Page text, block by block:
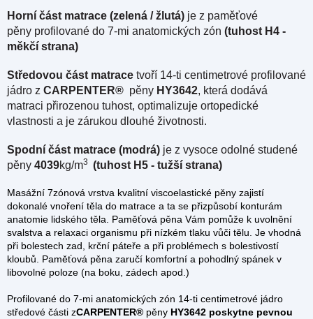
Horní část matrace (zelená / žlutá) je z paměťové
pěny profilované do 7-mi anatomických zón (tuhost H4 -
měkčí strana)
Středovou část matrace tvoří 14-ti centimetrové profilované
jádro z CARPENTER® pěny HY3642, která dodává
matraci přirozenou tuhost, optimalizuje ortopedické
vlastnosti a je zárukou dlouhé životnosti.
Spodní část matrace (modrá) je z vysoce odolné studené
pěny 4039kg/m3 (tuhost H5 - tužší strana)
Masážní 7zónová vrstva kvalitní viscoelastické pěny zajistí
dokonalé vnoření těla do matrace a ta se přizpůsobí konturám
anatomie lidského těla. Paměťová pěna Vám pomůže k uvolnění
svalstva a relaxaci organismu při nízkém tlaku vůči tělu. Je vhodná
při bolestech zad, krční páteře a při problémech s bolestivostí
kloubů. Paměťová pěna zaručí komfortní a pohodlný spánek v
libovolné poloze (na boku, zádech apod.)
Profilované do 7-mi anatomických zón 14-ti centimetrové jádro
středové části zCARPENTER® pěny HY3642 poskytne pevnou